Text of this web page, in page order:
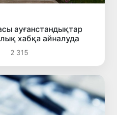
ауғанстандықтар
хабқа айналуда
2 315